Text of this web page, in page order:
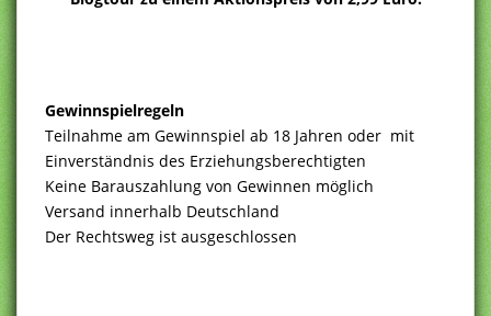
Gewinnspielregeln
Teilnahme am Gewinnspiel ab 18 Jahren oder mit
Einverständnis des Erziehungsberechtigten
Keine Barauszahlung von Gewinnen möglich
Versand innerhalb Deutschland
Der Rechtsweg ist ausgeschlossen